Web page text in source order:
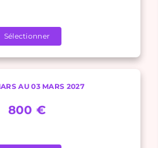
Sélectionner
AU 03 MARS 2027
800 €